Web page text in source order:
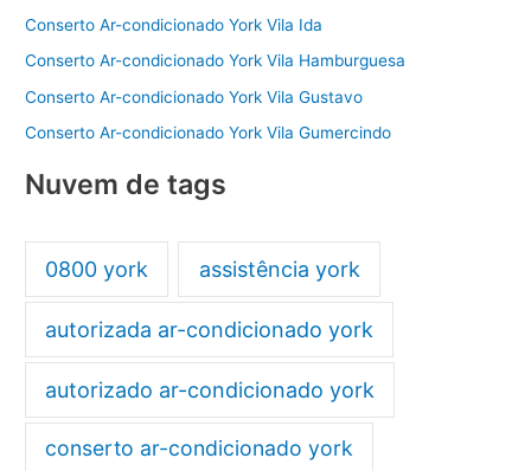
Conserto Ar-condicionado York Vila Ida
Conserto Ar-condicionado York Vila Hamburguesa
Conserto Ar-condicionado York Vila Gustavo
Conserto Ar-condicionado York Vila Gumercindo
Nuvem de tags
0800 york assistência york
autorizada ar-condicionado york
autorizado ar-condicionado york
conserto ar-condicionado york